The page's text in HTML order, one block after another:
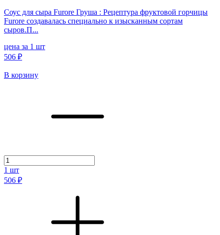
Соус для сыра Furore Груша : Рецептура фруктовой горчицы
Furore создавалась специально к изысканным сортам
сыров.П...
цена за 1 шт
506 ₽
В корзину
1 шт
506 ₽